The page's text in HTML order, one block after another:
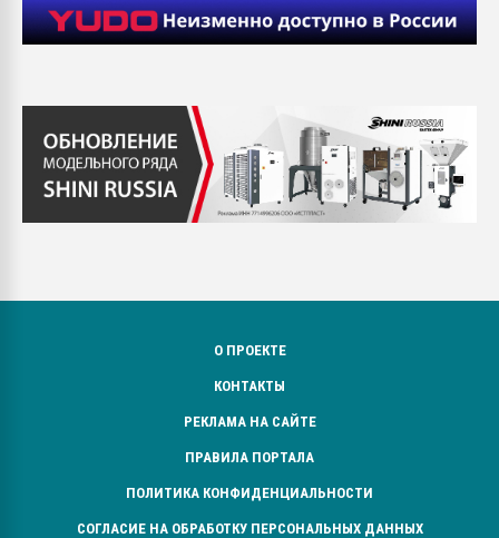
О ПРОЕКТЕ
КОНТАКТЫ
РЕКЛАМА НА САЙТЕ
ПРАВИЛА ПОРТАЛА
ПОЛИТИКА КОНФИДЕНЦИАЛЬНОСТИ
СОГЛАСИЕ НА ОБРАБОТКУ ПЕРСОНАЛЬНЫХ ДАННЫХ